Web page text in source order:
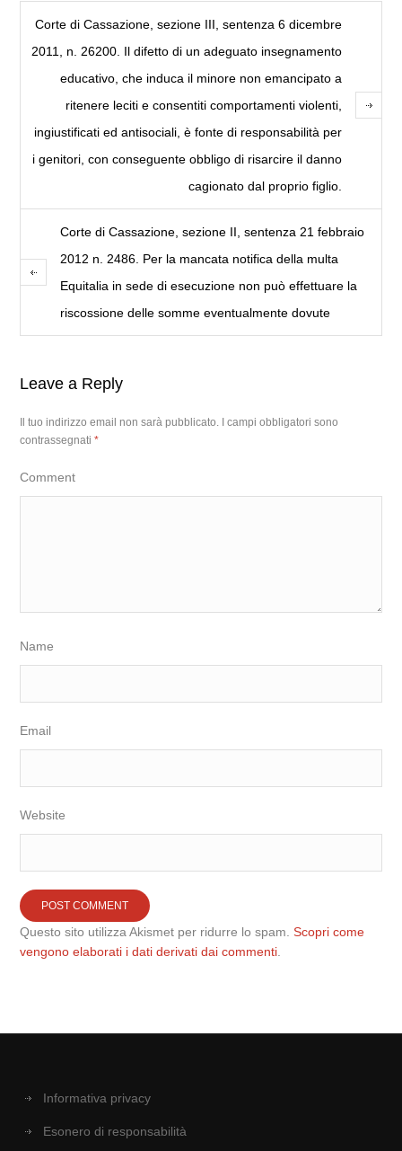
Corte di Cassazione, sezione III, sentenza 6 dicembre
2011, n. 26200. Il difetto di un adeguato insegnamento
educativo, che induca il minore non emancipato a
ritenere leciti e consentiti comportamenti violenti,
ingiustificati ed antisociali, è fonte di responsabilità per
i genitori, con conseguente obbligo di risarcire il danno
cagionato dal proprio figlio.
Corte di Cassazione, sezione II, sentenza 21 febbraio
2012 n. 2486. Per la mancata notifica della multa
Equitalia in sede di esecuzione non può effettuare la
riscossione delle somme eventualmente dovute
Leave a Reply
Il tuo indirizzo email non sarà pubblicato. I campi obbligatori sono
contrassegnati*
Comment
Name
Email
Website
Questo sito utilizza Akismet per ridurre lo spam.Scopri come
vengono elaborati i dati derivati dai commenti
Informativa privacy
Esonero di responsabilità